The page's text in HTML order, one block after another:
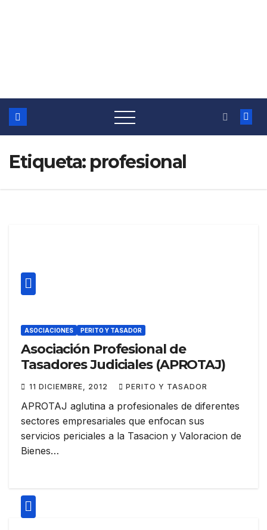
Etiqueta: profesional
ASOCIACIONES PERITO Y TASADOR
Asociación Profesional de
Tasadores Judiciales (APROTAJ)
11 DICIEMBRE, 2012 PERITO Y TASADOR
APROTAJ aglutina a profesionales de diferentes
sectores empresariales que enfocan sus
servicios periciales a la Tasacion y Valoracion de
Bienes…